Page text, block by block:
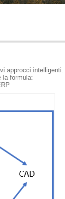
approcci
la formula: